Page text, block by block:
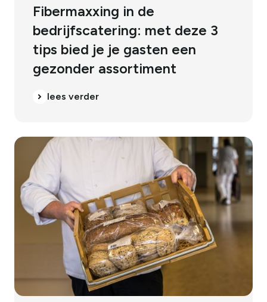
Fibermaxxing in de
bedrijfscatering: met deze 3
tips bied je je gasten een
gezonder assortiment
lees verder
lees verder